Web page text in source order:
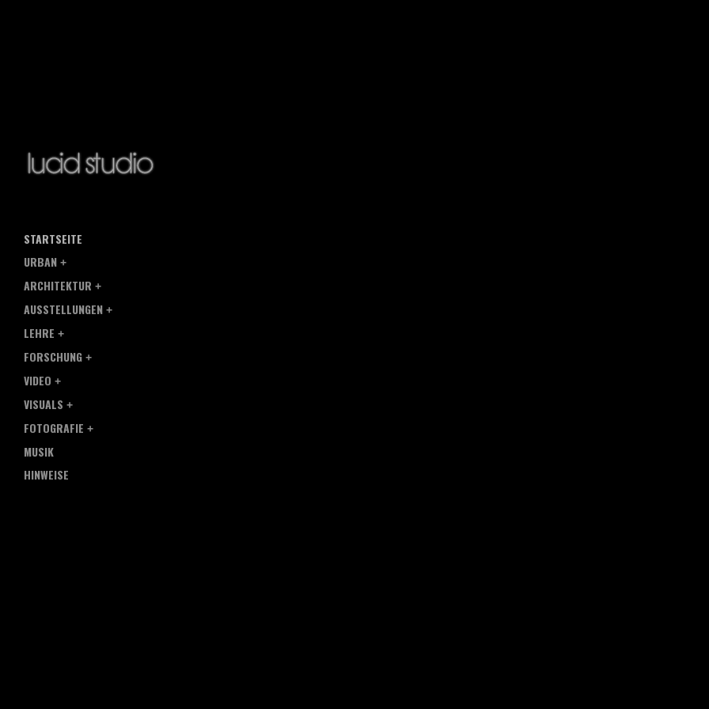
STARTSEITE
URBAN
ARCHITEKTUR
AUSSTELLUNGEN
LEHRE
FORSCHUNG
VIDEO
VISUALS
FOTOGRAFIE
MUSIK
HINWEISE